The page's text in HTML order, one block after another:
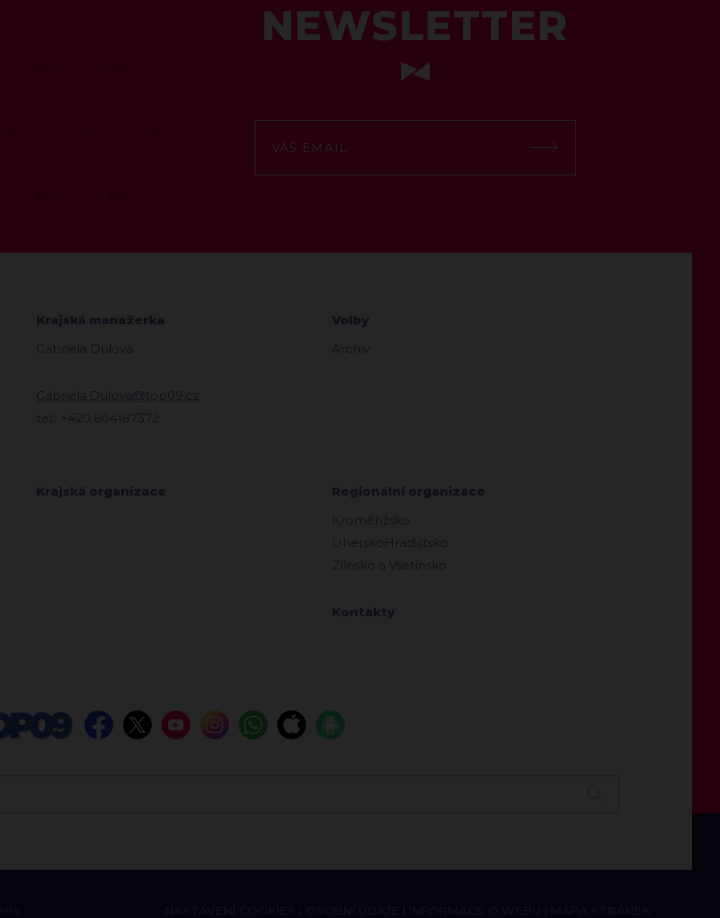
NEWSLETTER
Krajská manažerka
Gabriela Dulová
Gabriela.Dulova@top09.cz
tel.: +420 604187372
Volby
Archiv
Krajská organizace
Regionální organizace
Kroměřížsko
UherskoHradišťsko
Zlínsko a Vsetínsko
Kontakty